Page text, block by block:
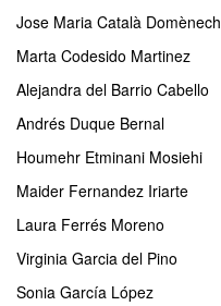
Jose Maria Català Domènech
Marta Codesido Martinez
Alejandra del Barrio Cabello
Andrés Duque Bernal
Houmehr Etminani Mosiehi
Maider Fernandez Iriarte
Laura Ferrés Moreno
Virginia Garcia del Pino
Sonia García López